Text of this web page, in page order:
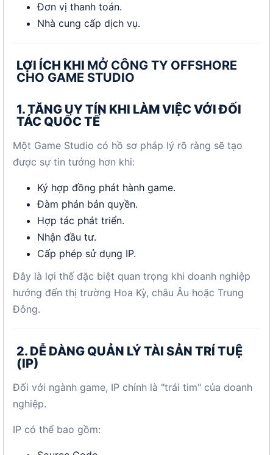
Đơn vị thanh toán.
Nhà cung cấp dịch vụ.
LỢI ÍCH KHI MỞ CÔNG TY OFFSHORE
CHO GAME STUDIO
1. TĂNG UY TÍN KHI LÀM VIỆC VỚI ĐỐI
TÁC QUỐC TẾ
Một Game Studio có hồ sơ pháp lý rõ ràng sẽ tạo
được sự tin tưởng hơn khi:
Ký hợp đồng phát hành game.
Đàm phán bản quyền.
Hợp tác phát triển.
Nhận đầu tư.
Cấp phép sử dụng IP.
Đây là lợi thế đặc biệt quan trọng khi doanh nghiệp
hướng đến thị trường Hoa Kỳ, châu Âu hoặc Trung
Đông.
2. DỄ DÀNG QUẢN LÝ TÀI SẢN TRÍ TUỆ
(IP)
Đối với ngành game, IP chính là "trái tim" của doanh
nghiệp.
IP có thể bao gồm: